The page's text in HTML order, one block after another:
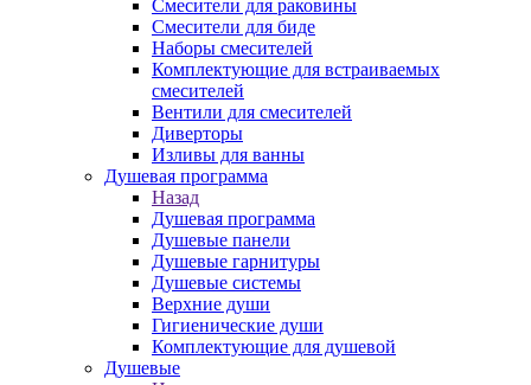
Смесители для раковины
Смесители для биде
Наборы смесителей
Комплектующие для встраиваемых
смесителей
Вентили для смесителей
Диверторы
Изливы для ванны
Душевая программа
Назад
Душевая программа
Душевые панели
Душевые гарнитуры
Душевые системы
Верхние души
Гигиенические души
Комплектующие для душевой
Душевые